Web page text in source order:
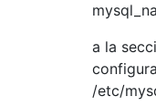
a la
/etc/